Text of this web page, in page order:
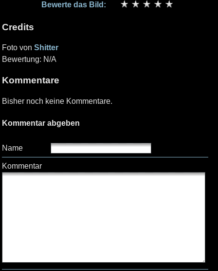
Bewerte das Bild:
Credits
Foto von Shitter
Bewertung: N/A
Kommentare
Bisher noch keine Kommentare.
Kommentar abgeben
Name
Kommentar